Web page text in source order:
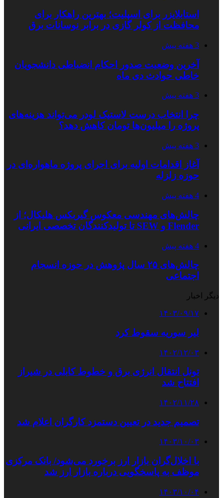
استابلایزر برای اسپلیت؛ بهترین راهکار برای
محافظت از کولر گازی در برابر نوسانات برق
3 هفته پیش
آخرین وضعیت صدور احکام انضباطی دانشجویان
خاطی حوادث دی ماه
3 هفته پیش
چرا انتخاب درست لاستیک لودر می‌تواند هزینه‌های
پروژه را میلیون‌ها تومان کاهش دهد؟
3 هفته پیش
آغاز اقدامات اولیه برای اجرای پروژه ماهواره‌ای در
حوزه زلزله
4 هفته پیش
چالش‌های مهندسی معکوس گیربکس هلیکال؛ از
Flender و SEW تا تولیدکنندگان تخصصی ایرانی
4 هفته پیش
چالش‌های ۲۵ سال پژوهش در حوزه انسجام
اجتماعی
دیگر اخبار
۱۴۰۳/۰۹/۱۷
لیر سوریه سقوط کرد
۱۴۰۲/۱۲/۰۳
تونل انتقال انرژی برق و خطوط کابلی در شیراز
افتتاح شد
۱۴۰۲/۱۱/۲۸
تصمیم جدید در تعیین دستمزد کارگران اعلام شد
۱۴۰۳/۱۰/۰۳
با اخلال‌گران بازار ارز برخورد می‌شود/ بانک مرکزی
موظف به پاسخگویی درباره بازار ارز شد
۱۴۰۳/۱۰/۰۴